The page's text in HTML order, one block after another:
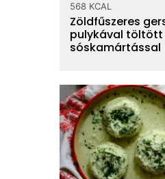
568 KCAL
Zöldfűszeres
pulykával
sóskamártással